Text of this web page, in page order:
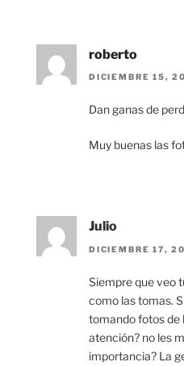
roberto
DICIEMBRE 15,
Dan ganas de
Muy buenas las
Julio
DICIEMBRE 17,
Siempre que veo
como las tomas.
tomando fotos de
atención? no les
importancia? La